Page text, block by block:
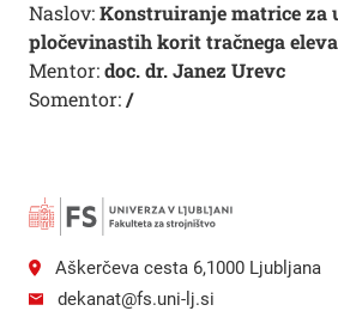
Naslov:Konstruiranje matrice za
pločevinastih korit tračnega
Mentor:doc. dr. Janez Urevc
Somentor:/
Aškerčeva cesta 6,1000 Ljubljana
dekanat@fs.uni-lj.si